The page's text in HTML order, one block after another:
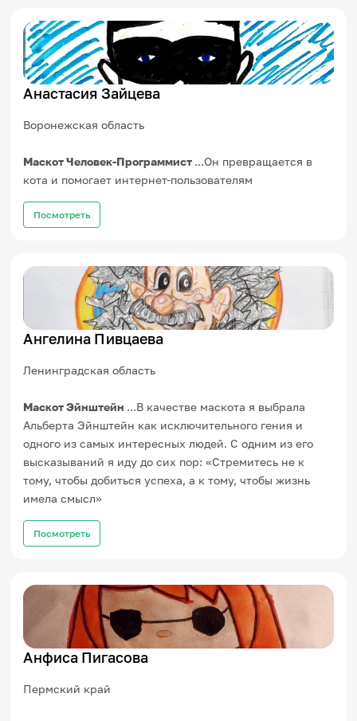
Анастасия Зайцева
Воронежская область
Маскот Человек-Программист ...Он превращается в
кота и помогает интернет-пользователям
Посмотреть
Ангелина Пивцаева
Ленинградская область
Маскот Эйнштейн ...В качестве маскота я выбрала
Альберта Эйнштейн как исключительного гения и
одного из самых интересных людей. С одним из его
высказываний я иду до сих пор: «Стремитесь не к
тому, чтобы добиться успеха, а к тому, чтобы жизнь
имела смысл»
Посмотреть
Анфиса Пигасова
Пермский край